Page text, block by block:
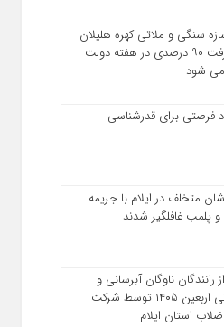
سنگی و ملاتی کهره هلیلان
با پیشرفت ۹۰ درصدی در هفته دولت
می شود
متخلف در ایلام با جریمه
پلمب غافلگیر شدند
رانندگان ناوگان آبرسانی و
پشتیبانی اربعین ۱۴۰۵ توسط شرکت
استان ایلام